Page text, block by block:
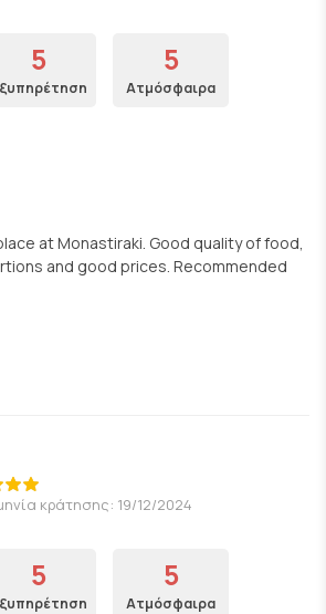
5 5
Ατμόσφαιρα
at Monastiraki. Good quality of food,
and good prices. Recommended
κράτησης: 19/12/2024
5 5
Ατμόσφαιρα